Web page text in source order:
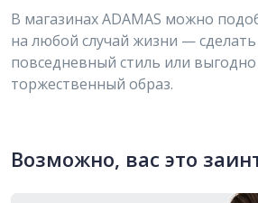
В магазинах ADAMAS можно
на любой случай жизни —
повседневный стиль или
торжественный образ.
Возможно, вас это